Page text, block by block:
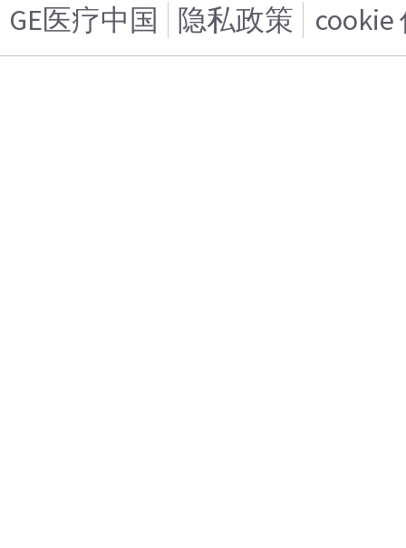
GE医疗中国 隐私政策 cookie